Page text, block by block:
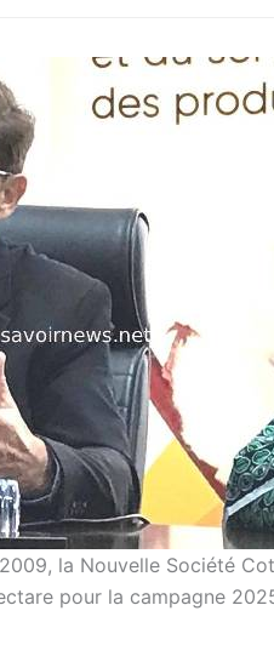
la Nouvelle Société
pour la campagne